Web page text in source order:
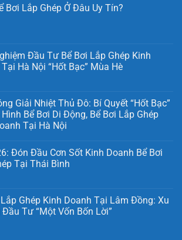
Bơi Lắp Ghép Ở Đâu Uy Tín?
Đầu Tư Bể Bơi Lắp Ghép Kinh
Hà Nội “Hốt Bạc” Mùa Hè
Giải Nhiệt Thủ Đô: Bí Quyết “Hốt Bạc”
Bể Bơi Di Động, Bể Bơi Lắp Ghép
Tại Hà Nội
Đón Đầu Cơn Sốt Kinh Doanh Bể Bơi
Tại Thái Bình
Ghép Kinh Doanh Tại Lâm Đồng: Xu
Tư “Một Vốn Bốn Lời”